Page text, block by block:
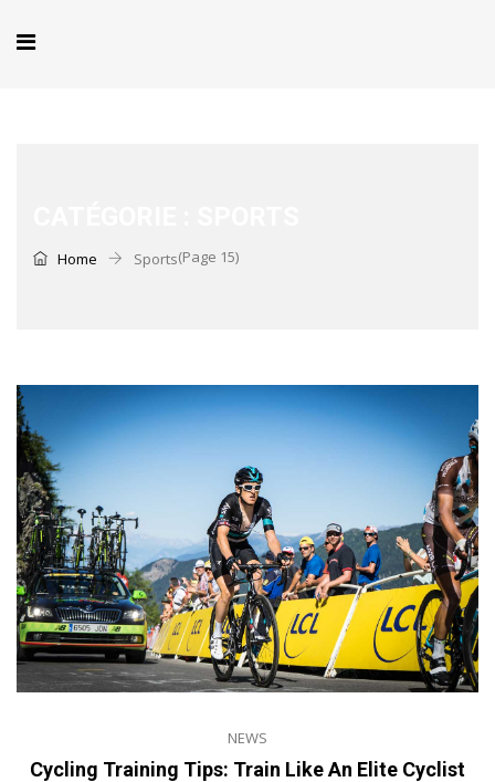
Home Sports(Page 15)
NEWS
Cycling Training Tips: Train Like An Elite Cyclist